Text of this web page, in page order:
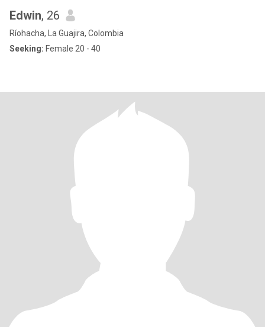
Edwin, 26
Ríohacha, La Guajira, Colombia
Seeking: Female 20 - 40